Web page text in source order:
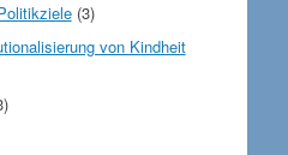
(3)
von Kindheit